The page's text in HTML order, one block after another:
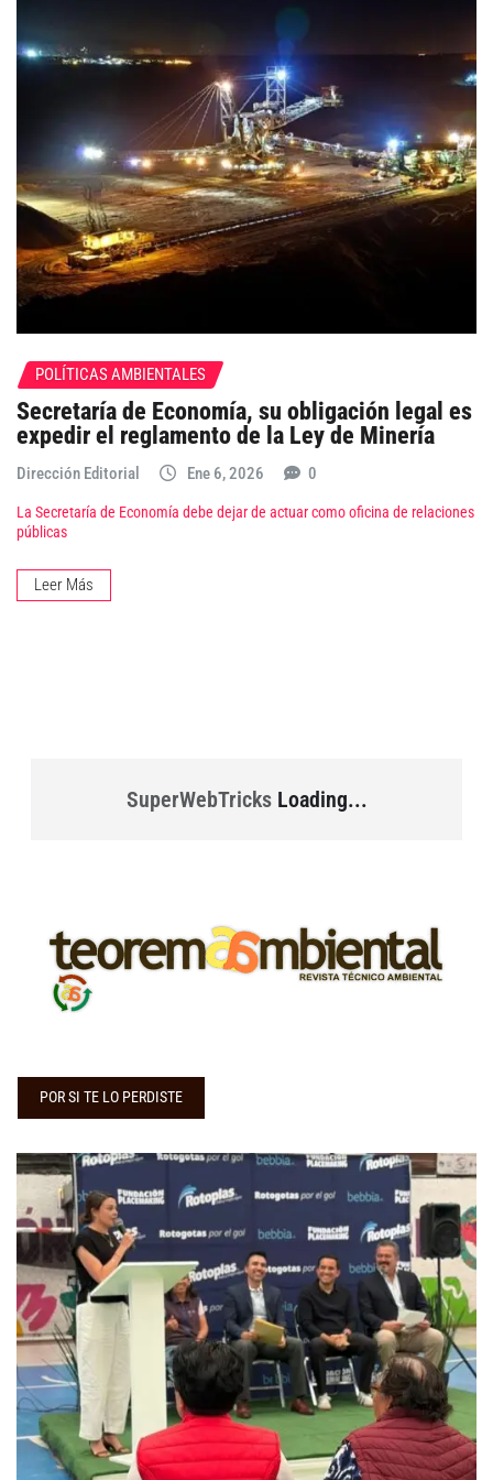
POLÍTICAS AMBIENTALES
Secretaría de Economía, su obligación legal es
expedir el reglamento de la Ley de Minería
Dirección Editorial Ene 6, 2026 0
La Secretaría de Economía debe dejar de actuar como oficina de relaciones
públicas
Leer Más
SuperWebTricksLoading...
POR SI TE LO PERDISTE